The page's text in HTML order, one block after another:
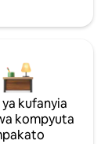
ya kufanyia
kompyuta